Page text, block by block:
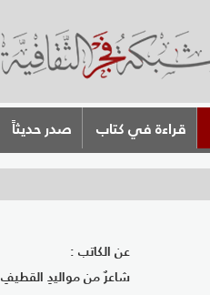
قراءة في كتاب صدر حديثاً
عن الكاتب :
شاعرٌ من مواليدِ القطيفِ 1384 هـ